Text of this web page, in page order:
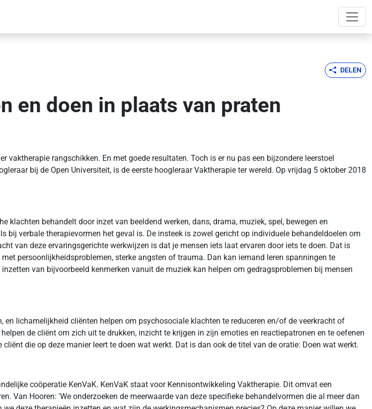
DELEN
en doen in plaats van praten
rangschikken. En met goede resultaten. Toch is er nu pas een bijzondere leerstoel
bij de Open Universiteit, is de eerste hoogleraar Vaktherapie ter wereld. Op vrijdag 5 oktober 2018
behandelt door inzet van beeldend werken, dans, drama, muziek, spel, bewegen en
bij verbale therapievormen het geval is. De insteek is zowel gericht op individuele behandeldoelen om
van deze ervaringsgerichte werkwijzen is dat je mensen iets laat ervaren door iets te doen. Dat is
persoonlijkheidsproblemen, sterke angsten of trauma. Dan kan iemand leren spanningen te
van bijvoorbeeld kenmerken vanuit de muziek kan helpen om gedragsproblemen bij mensen
lichamelijkheid cliënten helpen om psychosociale klachten te reduceren en/of de veerkracht of
de cliënt om zich uit te drukken, inzicht te krijgen in zijn emoties en reactiepatronen en te oefenen
die op deze manier leert te doen wat werkt. Dat is dan ook de titel van de oratie: Doen wat werkt.
coöperatie KenVaK. KenVaK staat voor Kennisontwikkeling Vaktherapie. Dit omvat een
Van Hooren: 'We onderzoeken de meerwaarde van deze specifieke behandelvormen die al meer dan